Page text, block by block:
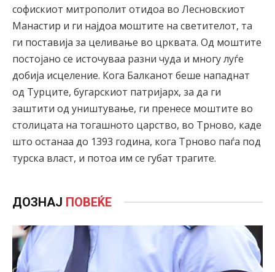
софискиот митрополит отидоа во Лесновскиот
Манастир и ги најдоа моштите на светителот, та
ги поставија за целивање во црквата. Од моштите
постојано се источуваа разни чуда и многу луѓе
добија исцеление. Кога Балканот беше нападнат
од Турците, бугарскиот патријарх, за да ги
заштити од уништување, ги пренесе моштите во
столицата на тогашното царство, во Трново, каде
што останаа до 1393 година, кога Трново паѓа под
турска власт, и потоа им се губат трагите.
ДОЗНАЈ ПОВЕЌЕ